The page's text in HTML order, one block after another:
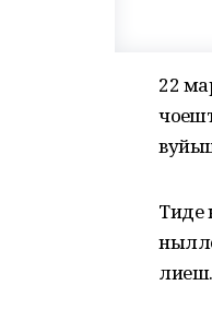
22
Тиде
лиеш.